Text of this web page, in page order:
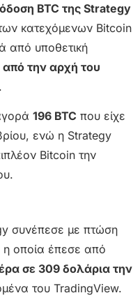
BTC της Strategy
κατεχόμενων Bitcoin
από υποθετική
την αρχή του
196 BTC που είχε
ενώ η Strategy
Bitcoin την
συνέπεσε με πτώση
η οποία έπεσε από
σε 309 δολάρια την
του TradingView.